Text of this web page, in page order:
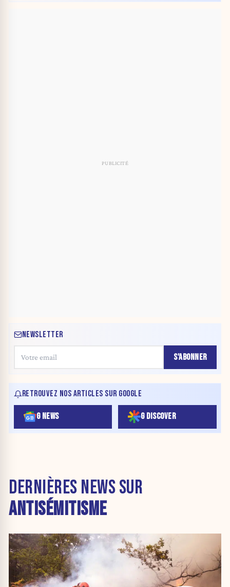
NEWSLETTER
S'ABONNER
RETROUVEZ NOS ARTICLES SUR GOOGLE
G NEWS G DISCOVER
DERNIÈRES NEWS SUR
ANTISÉMITISME